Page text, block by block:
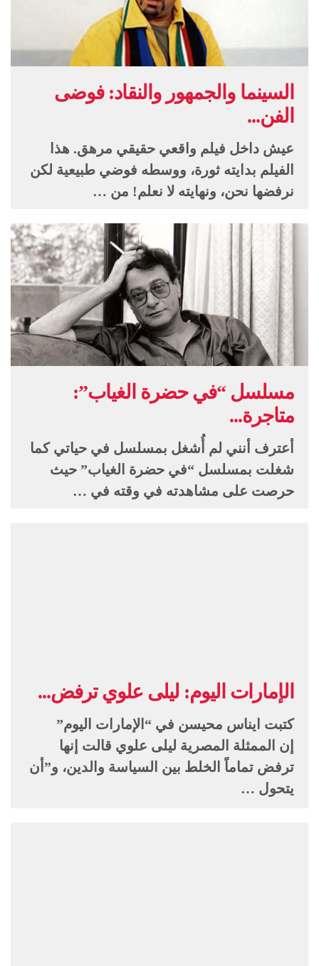
السينما والجمهور والنقاد: فوضى
الفن...
عيش داخل فيلم واقعي حقيقي مرهق. هذا
الفيلم بدايته ثورة، ووسطه فوضي طبيعية لكن
نرفضها نحن، ونهايته لا نعلم! من …
مسلسل “في حضرة الغياب”:
متاجرة...
أعترف أنني لم أُشغل بمسلسل في حياتي كما
شغلت بمسلسل “في حضرة الغياب” حيث
حرصت على مشاهدته في وقته في …
الإمارات اليوم: ليلى علوي ترفض...
كتبت ايناس محيسن في “الإمارات اليوم”
إن الممثلة المصرية ليلى علوي قالت إنها
ترفض تماماً الخلط بين السياسة والدين، و”أن
يتحول …